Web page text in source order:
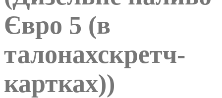
Євро 5 (в
талонахскретч-
картках))